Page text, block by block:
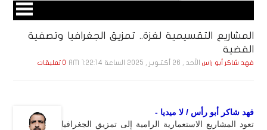
المشاريع التقسيمية لغزة.. تمزيق الجغرافيا وتصفية
القضية
فهد شاكر أبو راس الأحد , 26 أكـتـوبـر , 2025 الساعة 1:22:14 AM 0 تعليقات
فهد شاكر أبو رأس / لا ميديا -
تعود المشاريع الاستعمارية الرامية إلى تمزيق الجغرافيا